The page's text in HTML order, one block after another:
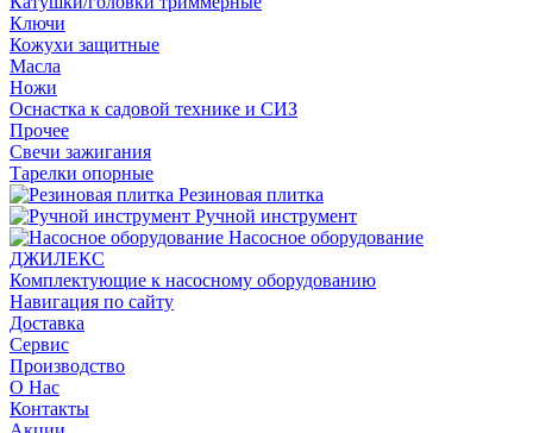
Ключи
Кожухи защитные
Масла
Ножи
Оснастка к садовой технике и СИЗ
Прочее
Свечи зажигания
Тарелки опорные
Резиновая плитка
Ручной инструмент
Насосное оборудование
ДЖИЛЕКС
Комплектующие к насосному оборудованию
Навигация по сайту
Доставка
Сервис
Производство
О Нас
Контакты